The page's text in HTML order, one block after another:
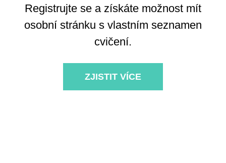
Registrujte se a získáte možnost mít
osobní stránku s vlastním seznamen
cvičení.
ZJISTIT VÍCE